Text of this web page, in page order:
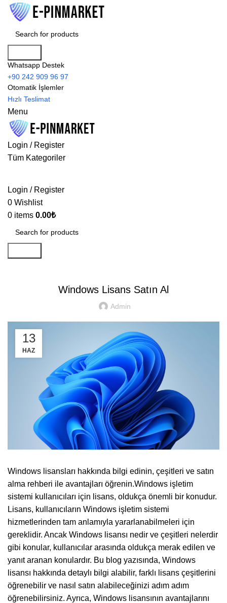
Whatsapp Destek
+90 242 909 96 97
Otomatik İşlemler
Hızlı Teslimat
Menu
Login / Register
Tüm Kategoriler
Login / Register
0 Wishlist
0 items 0.00₺
Windows Lisans Satın Al
Admin
13
HAZ
Windows lisansları hakkında bilgi edinin, çeşitleri ve satın
alma rehberi ile avantajları öğrenin.Windows işletim
sistemi kullanıcıları için lisans, oldukça önemli bir konudur.
Lisans, kullanıcıların Windows işletim sistemi
hizmetlerinden tam anlamıyla yararlanabilmeleri için
gereklidir. Ancak Windows lisansı nedir ve çeşitleri nelerdir
gibi konular, kullanıcılar arasında oldukça merak edilen ve
yanıt aranan konulardır. Bu blog yazısında, Windows
lisansı hakkında detaylı bilgi alabilir, farklı lisans çeşitlerini
öğrenebilir ve nasıl satın alabileceğinizi adım adım
öğrenebilirsiniz. Ayrıca, Windows lisansının avantajlarını